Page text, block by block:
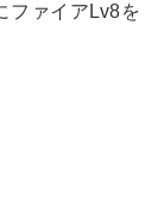
ファイアLv8を